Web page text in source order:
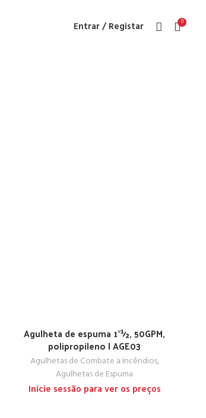
Entrar / Registar 0
Agulheta de espuma 1″½, 50GPM,
polipropileno | AGE03
Agulhetas de Combate a Incêndios,
Agulhetas de Espuma
Inicie sessão para ver os preços